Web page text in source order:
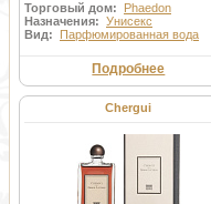
Торговый дом:
Phaedon
Назначения: Унисекс
Вид:
Парфюмированная вода
Подробнее
Chergui